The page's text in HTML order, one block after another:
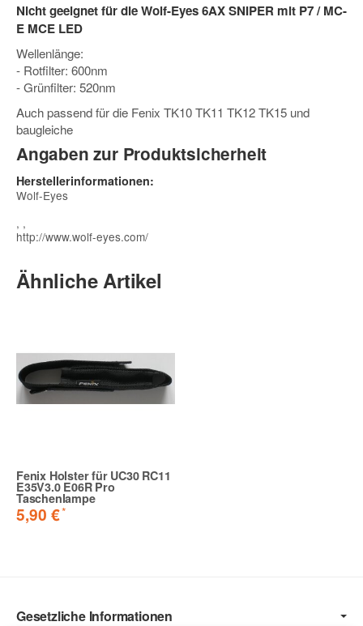
Nicht geeignet für die Wolf-Eyes 6AX SNIPER mit P7 / MC-
E MCE LED
Wellenlänge:
- Rotfilter: 600nm
- Grünfilter: 520nm
Auch passend für die Fenix TK10 TK11 TK12 TK15 und
baugleiche
Angaben zur Produktsicherheit
Herstellerinformationen:
Wolf-Eyes
, ,
http://www.wolf-eyes.com/
Ähnliche Artikel
Fenix Holster für UC30 RC11
E35V3.0 E06R Pro
Taschenlampe
5,90 €*
Gesetzliche Informationen